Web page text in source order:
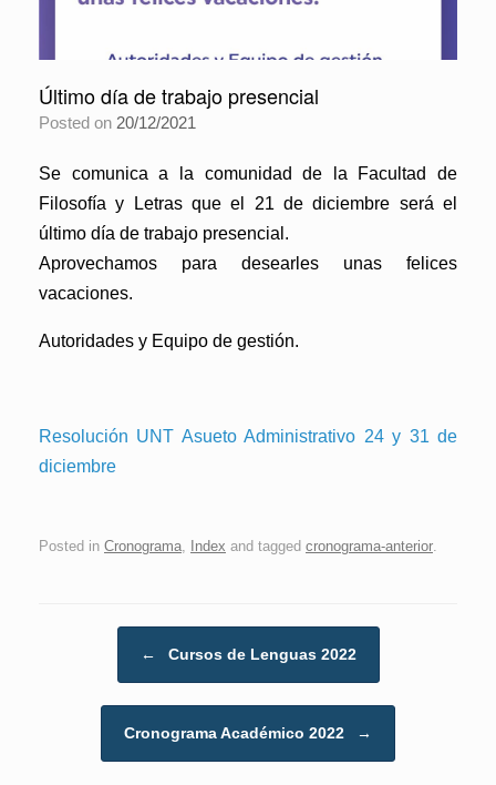
Último día de trabajo presencial
Posted on 20/12/2021
Se comunica a la comunidad de la Facultad de
Filosofía y Letras que el 21 de diciembre será el
último día de trabajo presencial.
Aprovechamos para desearles unas felices
vacaciones.
Autoridades y Equipo de gestión.
Resolución UNT Asueto Administrativo 24 y 31 de
diciembre
Posted in Cronograma, Index and tagged cronograma-anterior.
← Cursos de Lenguas 2022
Cronograma Académico 2022 →